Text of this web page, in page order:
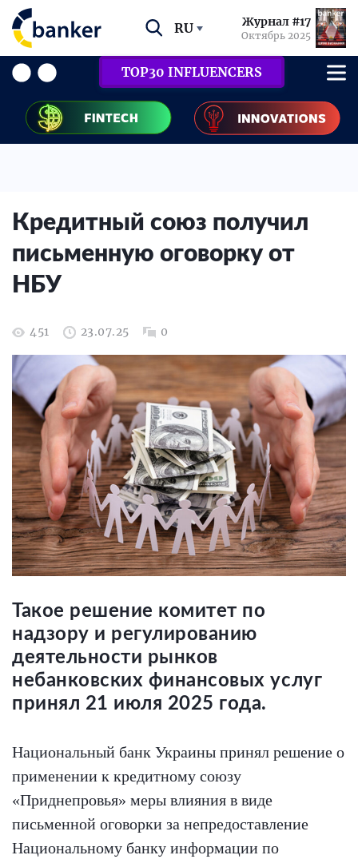
RU Журнал #17
Октябрь 2025
TOP30 INFLUENCERS
Кредитный союз получил
письменную оговорку от
НБУ
451 23.07.25 0
Такое решение комитет по
надзору и регулированию
деятельности рынков
небанковских финансовых услуг
принял 21 июля 2025 года.
Национальный банк Украины принял решение о
применении к кредитному союзу
«Приднепровья» меры влияния в виде
письменной оговорки за непредоставление
Национальному банку информации по